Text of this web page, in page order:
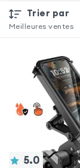
Trier par
Meilleures ventes
5.0